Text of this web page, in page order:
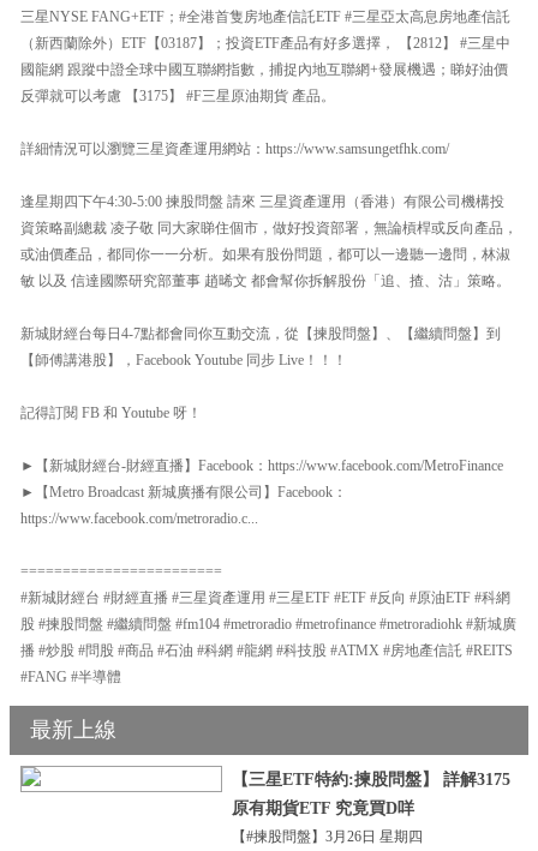
三星NYSE FANG+ETF；#全港首隻房地產信託ETF #三星亞太高息房地產信託
（新西蘭除外）ETF【03187】；投資ETF產品有好多選擇， 【2812】 #三星中
國龍網 跟蹤中證全球中國互聯網指數，捕捉內地互聯網+發展機遇；睇好油價
反彈就可以考慮 【3175】 #F三星原油期貨 產品。
詳細情況可以瀏覽三星資產運用網站：https://www.samsungetfhk.com/
逢星期四下午4:30-5:00 揀股問盤 請來 三星資產運用（香港）有限公司機構投
資策略副總裁 凌子敬 同大家睇住個市，做好投資部署，無論槓桿或反向產品，
或油價產品，都同你一一分析。如果有股份問題，都可以一邊聽一邊問，林淑
敏 以及 信達國際研究部董事 趙晞文 都會幫你拆解股份「追、揸、沽」策略。
新城財經台每日4-7點都會同你互動交流，從【揀股問盤】、【繼續問盤】到
【師傅講港股】，Facebook Youtube 同步 Live！！！
記得訂閱 FB 和 Youtube 呀！
►【新城財經台-財經直播】Facebook：https://www.facebook.com/MetroFinance
►【Metro Broadcast 新城廣播有限公司】Facebook：
https://www.facebook.com/metroradio.c...
========================
#新城財經台 #財經直播 #三星資產運用 #三星ETF #ETF #反向 #原油ETF #科網
股 #揀股問盤 #繼續問盤 #fm104 #metroradio #metrofinance #metroradiohk #新城廣
播 #炒股 #問股 #商品 #石油 #科網 #龍網 #科技股 #ATMX #房地產信託 #REITS
#FANG #半導體
最新上線
【三星ETF特約:揀股問盤】 詳解3175
原有期貨ETF 究竟買D咩
【#揀股問盤】3月26日 星期四